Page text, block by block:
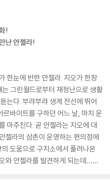
!
난 안젤라!
한눈에 반한 안젤라. 지오가 한창
그린월드로부터 재정난으로 생활
는다. 부랴부랴 생계 전선에 뛰어
바이트를 구하던 어느 날, 마치 운
마주친다. 곧 안젤라는 지오에 대
젤라의 삼촌이 운영하는 편의점에
도움으로 구치소에서 풀려나온
와 안젤라를 발견하게 되는데……